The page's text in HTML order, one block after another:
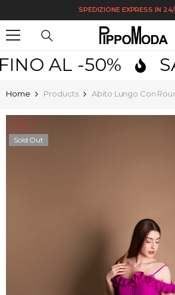
SKIP TO CONTENTSPEDIZIONE EXPRESS IN
AL -50%
Home Products Abito Lungo Con
Sale
Sold Out